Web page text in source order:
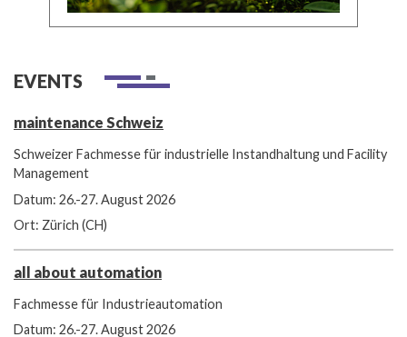
EVENTS
maintenance Schweiz
Schweizer Fachmesse für industrielle Instandhaltung und Facility
Management
Datum: 26.-27. August 2026
Ort: Zürich (CH)
all about automation
Fachmesse für Industrieautomation
Datum: 26.-27. August 2026